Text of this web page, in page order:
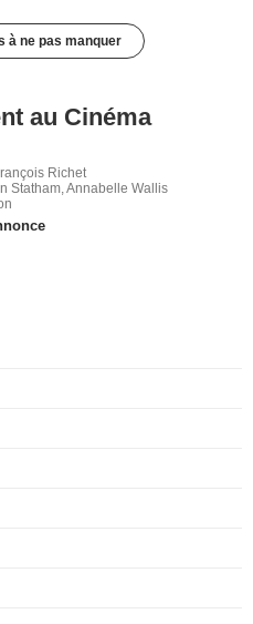
à ne pas manquer
au Cinéma
Richet
Statham, Annabelle Wallis